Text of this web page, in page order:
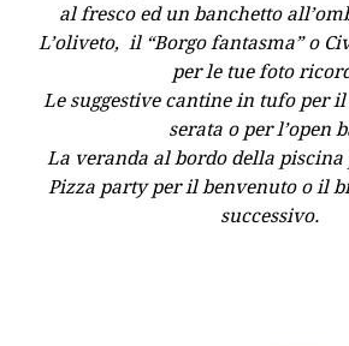
al fresco ed un banchetto
L’oliveto, il “Borgo fantasma” o
per le tue foto
Le suggestive cantine in tufo per
serata o per l’open
La veranda al bordo della piscina
Pizza party per il benvenuto o il
successivo.